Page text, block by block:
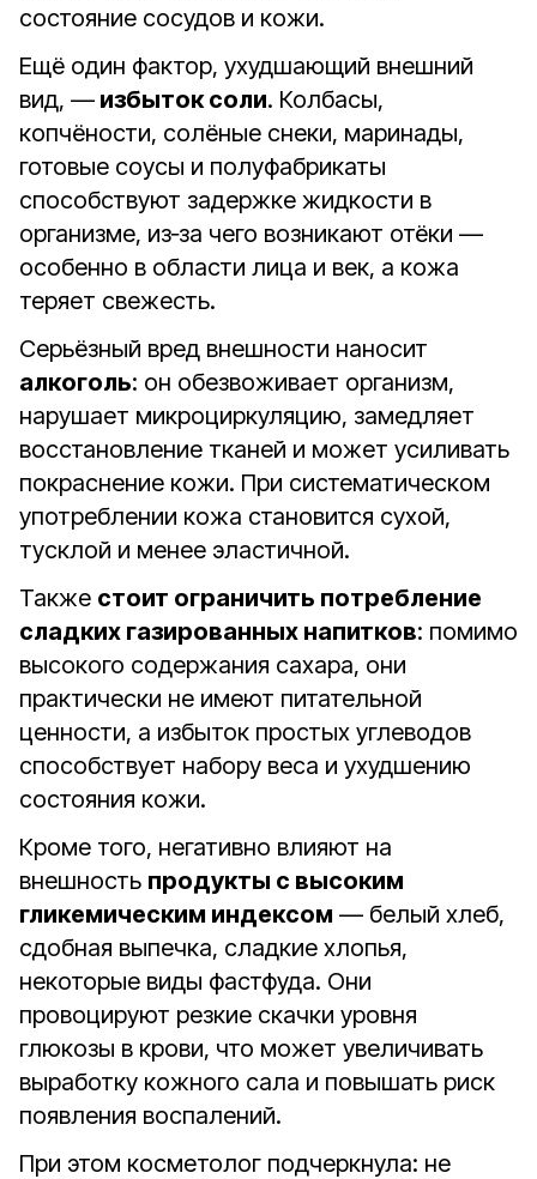
состояние сосудов и кожи.
Ещё один фактор, ухудшающий внешний
вид, — избыток соли. Колбасы,
копчёности, солёные снеки, маринады,
готовые соусы и полуфабрикаты
способствуют задержке жидкости в
организме, из‑за чего возникают отёки —
особенно в области лица и век, а кожа
теряет свежесть.
Серьёзный вред внешности наносит
алкоголь: он обезвоживает организм,
нарушает микроциркуляцию, замедляет
восстановление тканей и может усиливать
покраснение кожи. При систематическом
употреблении кожа становится сухой,
тусклой и менее эластичной.
Также стоит ограничить потребление
сладких газированных напитков: помимо
высокого содержания сахара, они
практически не имеют питательной
ценности, а избыток простых углеводов
способствует набору веса и ухудшению
состояния кожи.
Кроме того, негативно влияют на
внешность продукты с высоким
гликемическим индексом — белый хлеб,
сдобная выпечка, сладкие хлопья,
некоторые виды фастфуда. Они
провоцируют резкие скачки уровня
глюкозы в крови, что может увеличивать
выработку кожного сала и повышать риск
появления воспалений.
При этом косметолог подчеркнула: не